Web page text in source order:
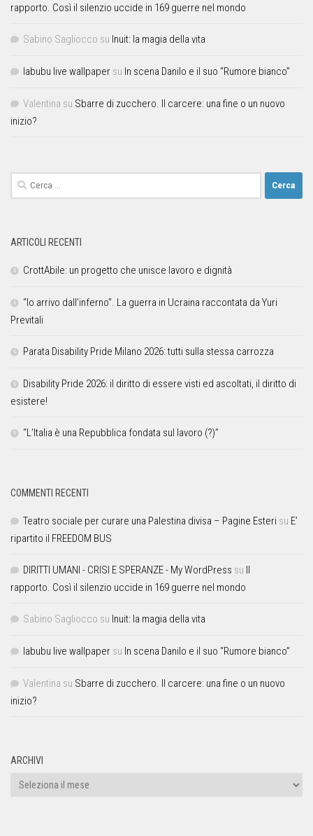
rapporto. Così il silenzio uccide in 169 guerre nel mondo
Sabino Sagliocco su Inuit: la magia della vita
labubu live wallpaper su In scena Danilo e il suo “Rumore bianco”
Valentina su Sbarre di zucchero. Il carcere: una fine o un nuovo
inizio?
ARTICOLI RECENTI
CrottAbile: un progetto che unisce lavoro e dignità
“Io arrivo dall’inferno”. La guerra in Ucraina raccontata da Yuri
Previtali
Parata Disability Pride Milano 2026: tutti sulla stessa carrozza
Disability Pride 2026: il diritto di essere visti ed ascoltati, il diritto di
esistere!
“L’Italia è una Repubblica fondata sul lavoro (?)”
COMMENTI RECENTI
Teatro sociale per curare una Palestina divisa – Pagine Esteri su E’
ripartito il FREEDOM BUS
DIRITTI UMANI - CRISI E SPERANZE - My WordPress su Il
rapporto. Così il silenzio uccide in 169 guerre nel mondo
Sabino Sagliocco su Inuit: la magia della vita
labubu live wallpaper su In scena Danilo e il suo “Rumore bianco”
Valentina su Sbarre di zucchero. Il carcere: una fine o un nuovo
inizio?
ARCHIVI